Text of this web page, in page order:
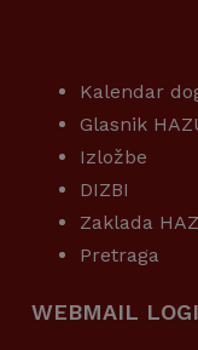
Kalendar
Glasnik
Izložbe
DIZBI
Zaklada
Pretraga
WEBMAIL